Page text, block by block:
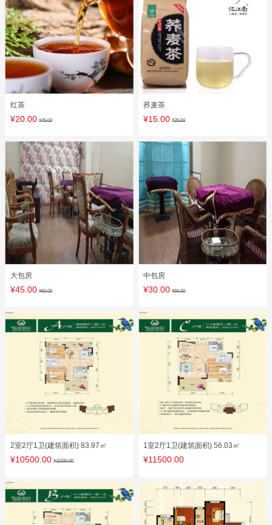
红茶
¥20.00 ¥45.00
荞麦茶
¥15.00 ¥25.00
大包房
¥45.00 ¥60.00
中包房
¥30.00 ¥50.00
2室2厅1卫(建筑面积) 83.97㎡
¥10500.00 ¥11500.00
1室2厅1卫(建筑面积) 56.03㎡
¥11500.00